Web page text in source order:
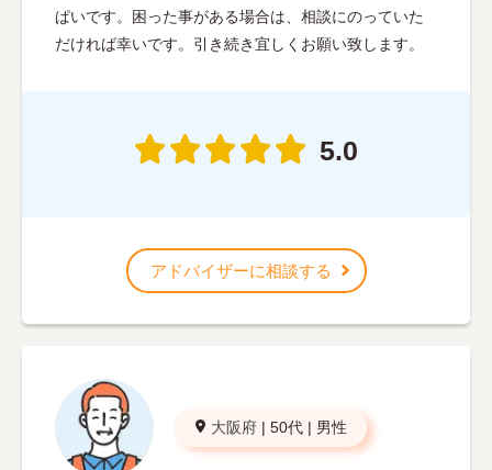
ぱいです。困った事がある場合は、相談にのっていた
だければ幸いです。引き続き宜しくお願い致します。
5.0
アドバイザーに相談する
大阪府 | 50代 | 男性